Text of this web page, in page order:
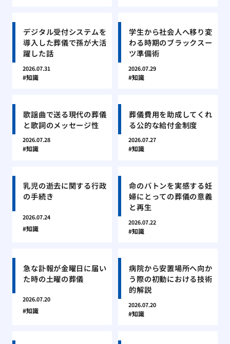
デジタル受付システムを
導入した葬儀で孫が大活
躍した話
2026.07.31
知識
学生から社会人へ移り変
わる時期のブラックスー
ツ準備術
2026.07.29
知識
歌謡曲で送る現代の葬儀
と歌詞のメッセージ性
2026.07.28
知識
葬儀費用を助成してくれ
る公的な給付金制度
2026.07.27
知識
乳児の逝去に関する行政
の手続き
2026.07.24
知識
命のバトンを実感する妊
婦にとっての葬儀の意義
と再生
2026.07.22
知識
急な訃報が金曜日に届い
た時の土曜の葬儀
2026.07.20
知識
病院から安置場所へ向か
う際の初動における技術
的解説
2026.07.20
知識